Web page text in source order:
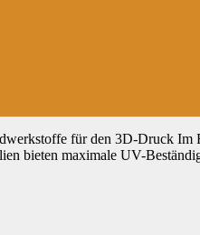
für den 3D-Druck Im
bieten maximale UV-